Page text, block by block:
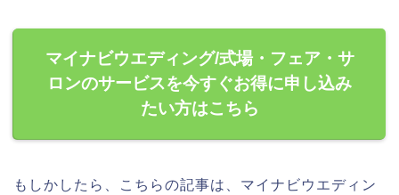
マイナビウエディング/式場・フェア・サ
ロンのサービスを今すぐお得に申し込み
たい方はこちら
もしかしたら、こちらの記事は、マイナビウエディン